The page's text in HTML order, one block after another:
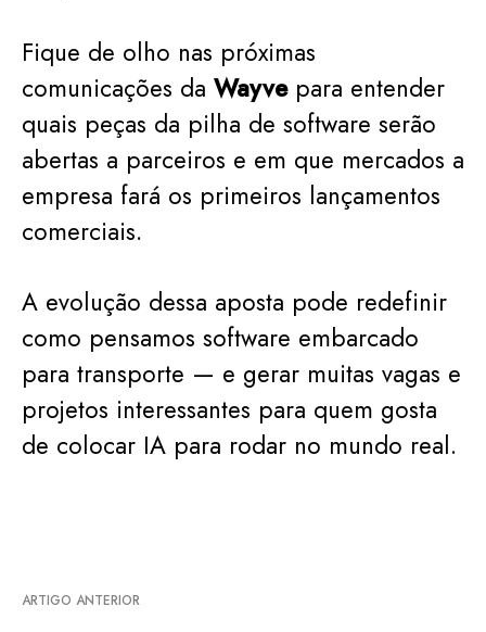
Fique de olho nas próximas
comunicações da Wayvepara entender
quais peças da pilha de software serão
abertas a parceiros e em que mercados a
empresa fará os primeiros lançamentos
comerciais.
A evolução dessa aposta pode redefinir
como pensamos software embarcado
para transporte — e gerar muitas vagas e
projetos interessantes para quem gosta
de colocar IA para rodar no mundo real.
ARTIGO ANTERIOR